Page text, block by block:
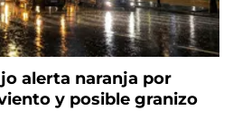
alerta naranja por
y posible granizo